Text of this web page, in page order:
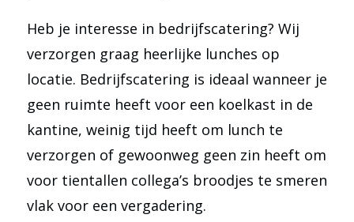
Heb je interesse in bedrijfscatering? Wij
verzorgen graag heerlijke lunches op
locatie. Bedrijfscatering is ideaal wanneer je
geen ruimte heeft voor een koelkast in de
kantine, weinig tijd heeft om lunch te
verzorgen of gewoonweg geen zin heeft om
voor tientallen collega’s broodjes te smeren
vlak voor een vergadering.